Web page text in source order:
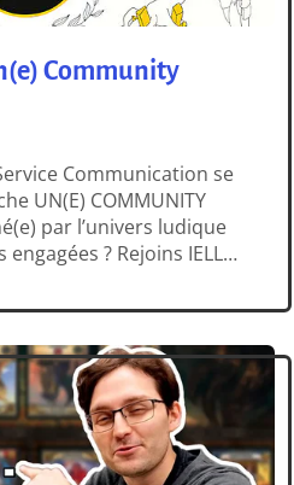
Community
Communication se
UN(E) COMMUNITY
par l’univers ludique
? Rejoins IELLO
avec nos joueurs ! Et